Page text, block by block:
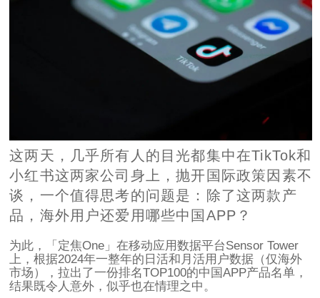
这两天，几乎所有人的目光都集中在TikTok和
小红书这两家公司身上，抛开国际政策因素不
谈，一个值得思考的问题是：除了这两款产
品，海外用户还爱用哪些中国APP？
为此，「定焦One」在移动应用数据平台Sensor Tower
上，根据2024年一整年的日活和月活用户数据（仅海外
市场），拉出了一份排名TOP100的中国APP产品名单，
结果既令人意外，似乎也在情理之中。